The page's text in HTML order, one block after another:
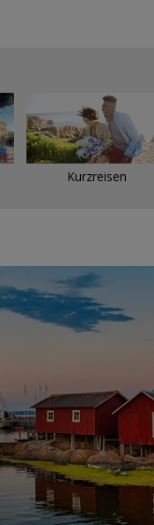
Kurzreisen